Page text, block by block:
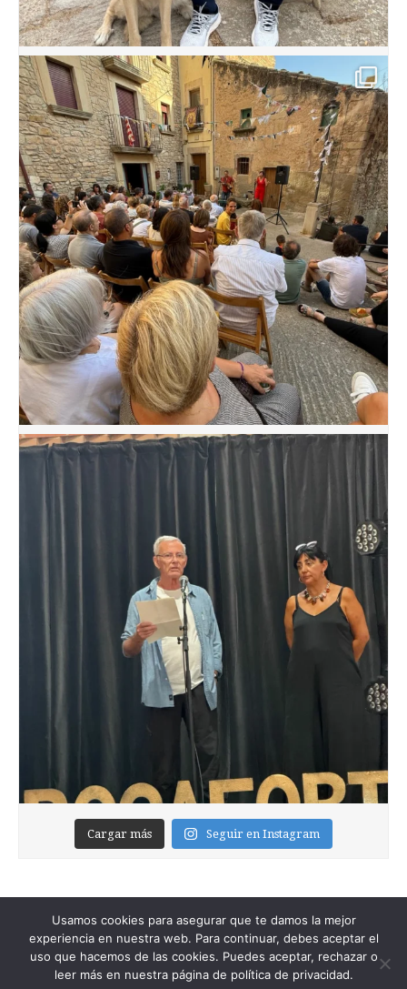
Cargar más Seguir en Instagram
Copyright © 2026 Foixblog . All Rights Reserved.
Usamos cookies para asegurar que te damos la mejor
experiencia en nuestra web. Para continuar, debes aceptar el
uso que hacemos de las cookies. Puedes aceptar, rechazar o
leer más en nuestra página de política de privacidad.